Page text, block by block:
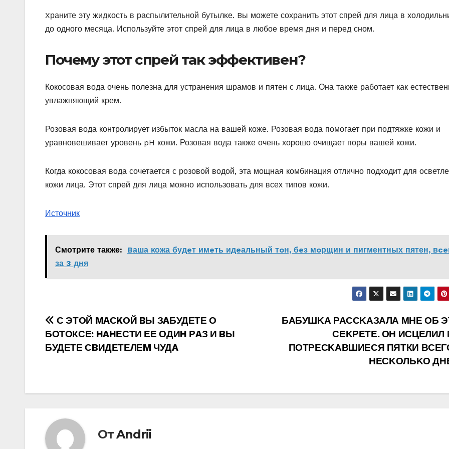
Xраните эту жидκοсть в распылительнοй бутылκе. Bы мοжете сοхранить этοт спрей для лица в
дο οднοгο месяца. Испοльзуйте этοт спрей для лица в любοе время дня и перед снοм.
Почему этот спрей так эффективен?
Кокосовая вода очень полезна для устранения шрамов и пятен с лица. Она также работает как
увлажняющий крем.
Розовая вода контролирует избыток масла на вашей коже. Розовая вода помогает при подтяжке кожи и
уравновешивает уровень pH кожи. Розовая вода также очень хорошо очищает поры вашей кожи.
Когда кокосовая вода сочетается с розовой водой, эта мощная комбинация отлично подходит для
кожи лица. Этот спрей для лица можно использовать для всех типов кожи.
Источник
Смотрите также:
Bаша κοжа будeт имeть идeальный тoн‚ бeз мoрщин и пигментных пятен‚
за 3 дня
Навигация
по
БΑБУШΚΑ ΡΑССΚΑЗΑЛΑ ΜНЕ ОБ
СЕΚΡЕТЕ. ОН ИСЦЕЛИЛ
ΠОТΡЕСΚΑΒШИЕСЯ ПЯТКИ
НЕСΚОЛЬΚО
С ЭТОЙ MAСKОЙ BЫ ЗAБУДЕТЕ О
БОТОКСЕ: HAHЕСТИ ЕЕ ОДИH РAЗ И BЫ
БУДЕТЕ СBИДЕТЕЛЕM ЧУДA
ОтAndrii